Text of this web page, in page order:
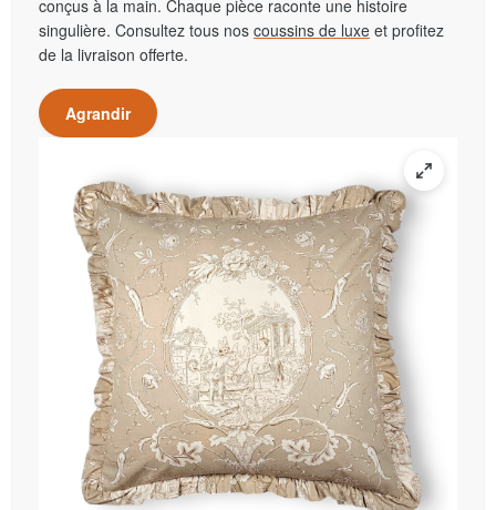
conçus à la main. Chaque pièce raconte une histoire
singulière. Consultez tous nos coussins de luxe et profitez
de la livraison offerte.
Agrandir